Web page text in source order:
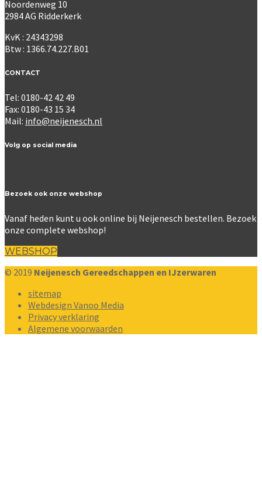
Noordenweg 10
2984 AG Ridderkerk
KvK : 24343298
Btw : 1366.74.227.B01
CONTACT
Tel: 0180-42 42 49
Fax: 0180-43 15 34
Mail: info@neijenesch.nl
Volg op social media
Bezoek ook onze webshop
Vanaf heden kunt u ook online bij Neijenesch bestellen. Bezoek
onze complete webshop!
WEBSHOP
© 2019 Neijenesch Gereedschappen en IJzerwaren
sitemap
Webdesign Vanoo Media
Privacy verklaring
Algemene voorwaarden